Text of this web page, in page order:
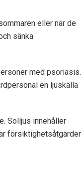
eller när de
sänka
med psoriasis.
en ljuskälla
Solljus innehåller
försiktighetsåtgärder